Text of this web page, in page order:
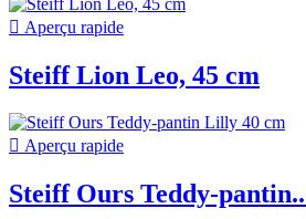
 Aperçu rapide
Steiff Lion Leo, 45 cm
 Aperçu rapide
Steiff Ours Teddy-